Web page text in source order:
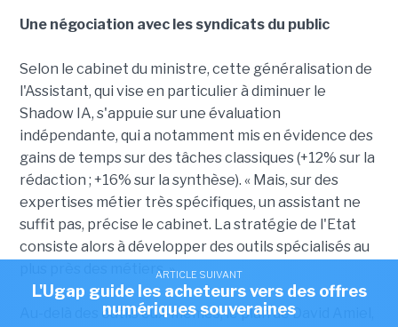
Une négociation avec les syndicats du public
Selon le cabinet du ministre, cette généralisation de
l'Assistant, qui vise en particulier à diminuer le
Shadow IA, s'appuie sur une évaluation
indépendante, qui a notamment mis en évidence des
gains de temps sur des tâches classiques (+12% sur la
rédaction ; +16% sur la synthèse). « Mais, sur des
expertises métier très spécifiques, un assistant ne
suffit pas, précise le cabinet. La stratégie de l'Etat
consiste alors à développer des outils spécialisés au
plus près des métiers. »
Au-delà des outils eux-mêmes, le plan de David Amiel,
ARTICLE SUIVANT
L'Ugap guide les acheteurs vers des offres
numériques souveraines